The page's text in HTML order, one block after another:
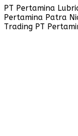
PT Pertamina
Pertamina Patra
Trading PT